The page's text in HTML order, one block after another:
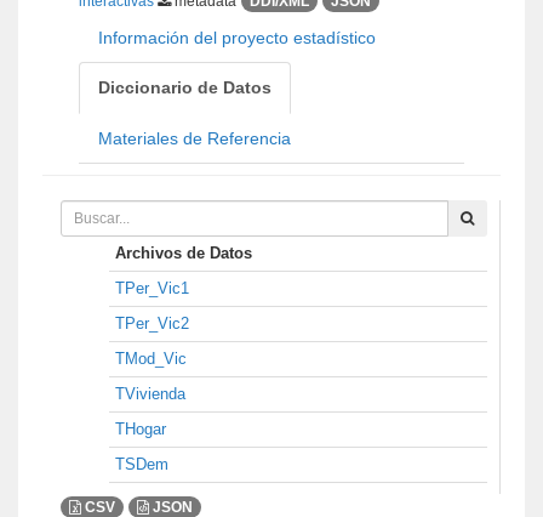
Información del proyecto estadístico
Diccionario de Datos
Materiales de Referencia
Archivos de Datos
TPer_Vic1
TPer_Vic2
TMod_Vic
TVivienda
THogar
TSDem
CSV JSON